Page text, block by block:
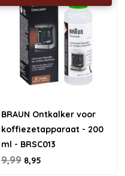
BRAUN Ontkalker voor
koffiezetapparaat - 200
ml - BRSC013
9,998,95